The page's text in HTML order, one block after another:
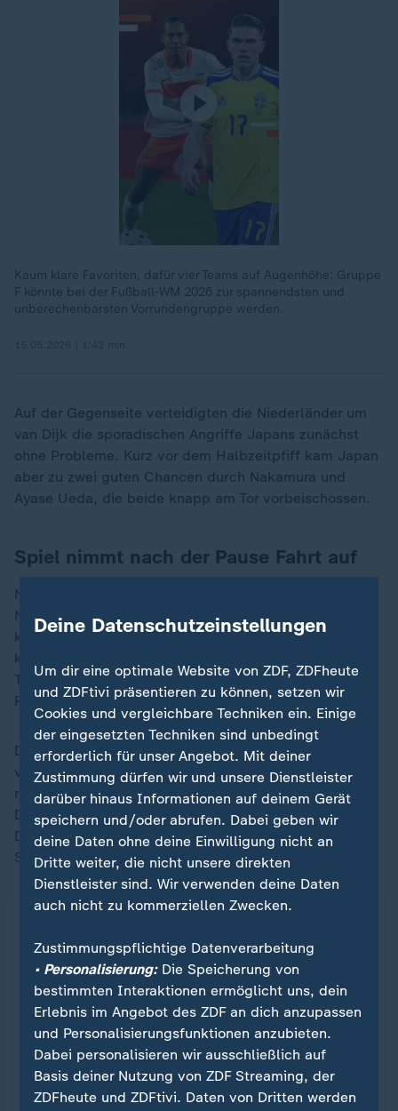
Kaum klare Favoriten, dafür vier Teams auf Augenhöhe: Gruppe
F könnte bei der Fußball-WM 2026 zur spannendsten und
unberechenbarsten Vorrundengruppe werden.
Auf der Gegenseite verteidigten die Niederländer um
van Dijk die sporadischen Angriffe Japans zunächst
ohne Probleme. Kurz vor dem Halbzeitpfiff kam Japan
aber zu zwei guten Chancen durch Nakamura und
Ayase Ueda, die beide knapp am Tor vorbeischossen.
Spiel nimmt nach der Pause Fahrt auf
Nach der Pause kam schneller Tempo in die Partie.
Nach einer schönen Flanke von Ryan Gravenberch
konnte van Dijk nahezu ungehindert ins lange Eck
köpfen, der Ball prallte vom Innenpfosten ins Netz.
Tsuyoshi Watanabe hatte den aufgerückten Liverpool-
Profi aus den Augen verloren.
Die Führung hielt aber nicht lange, weil sich Japan
vom Rückschlag unbeeindruckt zeigte und Nakamura
mit einem Flachschuss schnell ausgleichen konnte.
Doch auch der Jubel der Japaner war nur von kurzer
Dauer: Flügelspieler Summerville zeigte sich im
Strafraum eiskalt.
Wo die Teams bei der Fußball-WM spielen
Ein Klick für den Datenschutz
Für die Darstellung von ZDFheute Infografiken
nutzen wir die Software von Datawrapper. Erst
wenn Sie hier klicken, werden die Grafiken
nachgeladen. Ihre IP-Adresse wird dabei an
Deine Datenschutzeinstellungen
Um dir eine optimale Website von ZDF, ZDFheute
und ZDFtivi präsentieren zu können, setzen wir
Cookies und vergleichbare Techniken ein. Einige
der eingesetzten Techniken sind unbedingt
erforderlich für unser Angebot. Mit deiner
Zustimmung dürfen wir und unsere Dienstleister
darüber hinaus Informationen auf deinem Gerät
speichern und/oder abrufen. Dabei geben wir
deine Daten ohne deine Einwilligung nicht an
Dritte weiter, die nicht unsere direkten
Dienstleister sind. Wir verwenden deine Daten
auch nicht zu kommerziellen Zwecken.
Zustimmungspflichtige Datenverarbeitung
• Personalisierung:Die Speicherung von
bestimmten Interaktionen ermöglicht uns, dein
Erlebnis im Angebot des ZDF an dich anzupassen
und Personalisierungsfunktionen anzubieten.
Dabei personalisieren wir ausschließlich auf
Basis deiner Nutzung von ZDF Streaming, der
ZDFheute und ZDFtivi. Daten von Dritten werden